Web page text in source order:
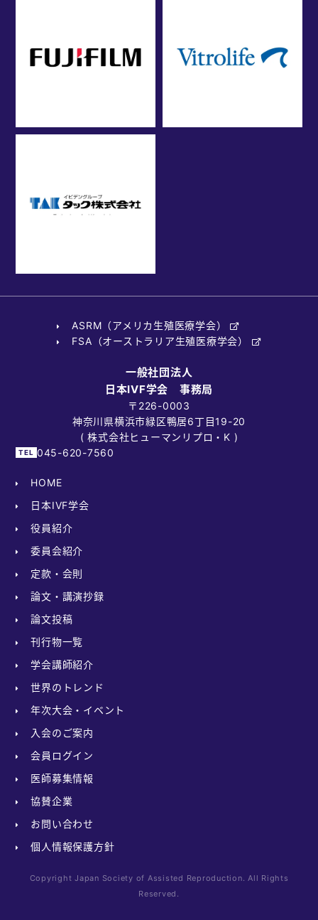
ASRM（アメリカ生殖医療学会）
FSA（オーストラリア生殖医療学会）
一般社団法人
日本IVF学会 事務局
〒226-0003
神奈川県横浜市緑区鴨居6丁目19-20
( 株式会社ヒューマンリプロ・K )
045-620-7560
HOME
日本IVF学会
役員紹介
委員会紹介
定款・会則
論文・講演抄録
論文投稿
刊行物一覧
学会講師紹介
世界のトレンド
年次大会・イベント
入会のご案内
会員ログイン
医師募集情報
協賛企業
お問い合わせ
個人情報保護方針
Copyright Japan Society of Assisted Reproduction. All Rights
Reserved.